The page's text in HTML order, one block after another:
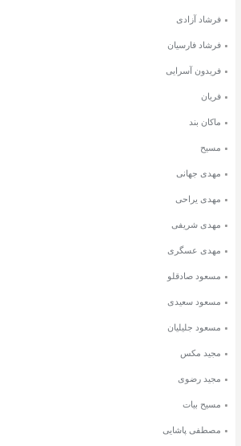
فرشاد آزادی
فرشاد فارسیان
فریدون آسرایی
فریان
ماکان بند
مسیح
مهدی جهانی
مهدی یراحی
مهدی شریفی
مهدی عسگری
مسعود صادقلو
مسعود سعیدی
مسعود جلیلیان
مجید مکس
مجید رضوی
مسیح بیات
مصطفی پاشایی